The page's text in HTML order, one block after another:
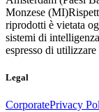
Monzese (MI)
riprodotti è vietata
sistemi di
espresso di
Legal
CorporatePrivacy